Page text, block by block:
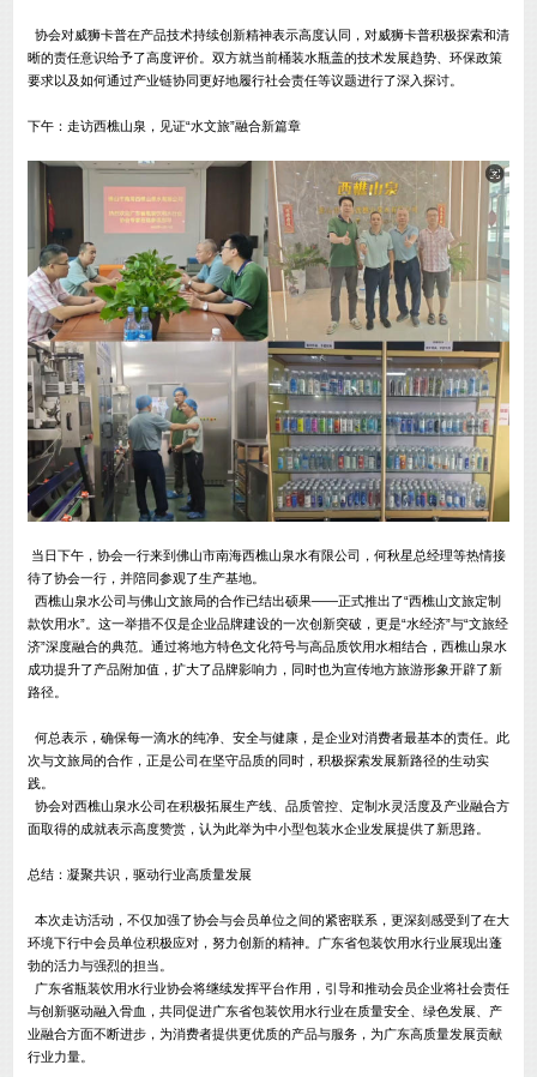
协会对威狮卡普在产品技术持续创新精神表示高度认同，对威狮卡普积极探索和清
晰的责任意识给予了高度评价。双方就当前桶装水瓶盖的技术发展趋势、环保政策
要求以及如何通过产业链协同更好地履行社会责任等议题进行了深入探讨。
下午：走访西樵山泉，见证“水文旅”融合新篇章
当日下午，协会一行来到佛山市南海西樵山泉水有限公司，何秋星总经理等热情接
待了协会一行，并陪同参观了生产基地。
西樵山泉水公司与佛山文旅局的合作已结出硕果——正式推出了“西樵山文旅定制
款饮用水”。这一举措不仅是企业品牌建设的一次创新突破，更是“水经济”与“文旅经
济”深度融合的典范。通过将地方特色文化符号与高品质饮用水相结合，西樵山泉水
成功提升了产品附加值，扩大了品牌影响力，同时也为宣传地方旅游形象开辟了新
路径。
何总表示，确保每一滴水的纯净、安全与健康，是企业对消费者最基本的责任。此
次与文旅局的合作，正是公司在坚守品质的同时，积极探索发展新路径的生动实
践。
协会对西樵山泉水公司在积极拓展生产线、品质管控、定制水灵活度及产业融合方
面取得的成就表示高度赞赏，认为此举为中小型包装水企业发展提供了新思路。
总结：凝聚共识，驱动行业高质量发展
本次走访活动，不仅加强了协会与会员单位之间的紧密联系，更深刻感受到了在大
环境下行中会员单位积极应对，努力创新的精神。广东省包装饮用水行业展现出蓬
勃的活力与强烈的担当。
广东省瓶装饮用水行业协会将继续发挥平台作用，引导和推动会员企业将社会责任
与创新驱动融入骨血，共同促进广东省包装饮用水行业在质量安全、绿色发展、产
业融合方面不断进步，为消费者提供更优质的产品与服务，为广东高质量发展贡献
行业力量。